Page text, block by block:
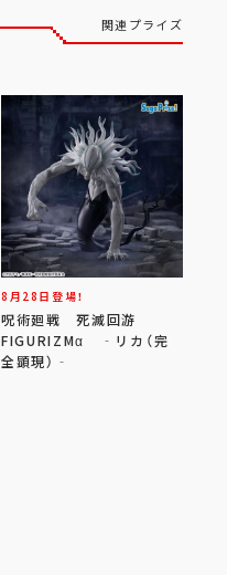
関連プライズ
8月28日登場！
呪術廻戦 死滅回游
FIGURIZMα ‐リカ（完
全顕現）‐